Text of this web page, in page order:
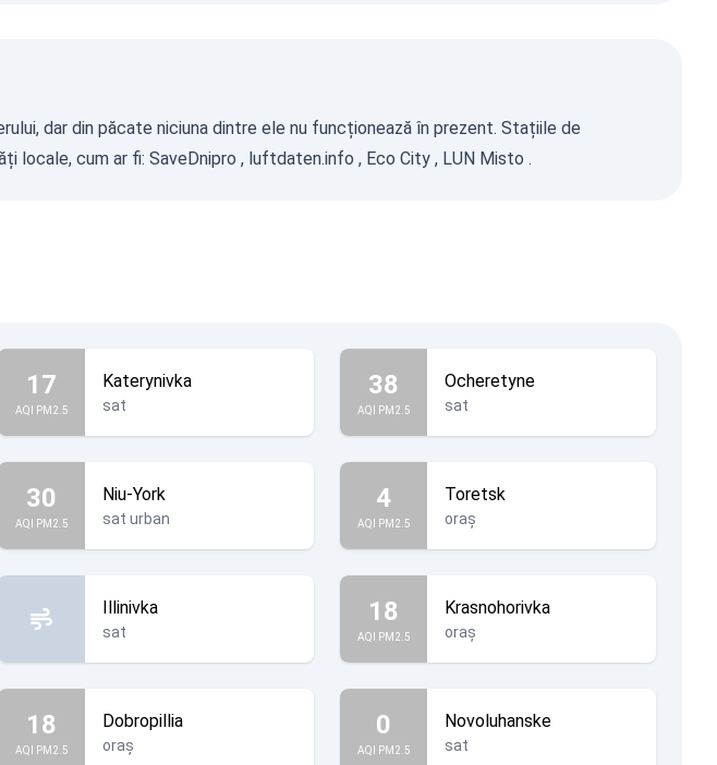
dar din păcate niciuna dintre ele nu funcționează în prezent. Stațiile de
locale, cum ar fi: SaveDnipro , luftdaten.info , Eco City , LUN Misto .
17
AQI PM2.5
Katerynivka
sat
38
AQI PM2.5
Ocheretyne
sat
30
AQI PM2.5
Niu-York
sat urban
4
AQI PM2.5
Toretsk
oraș
Illinivka
sat
18
AQI PM2.5
Krasnohorivka
oraș
18
AQI PM2.5
Dobropillia
oraș
0
AQI PM2.5
Novoluhanske
sat